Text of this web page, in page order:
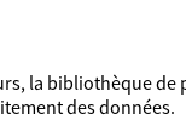
la bibliothèque de
des données.